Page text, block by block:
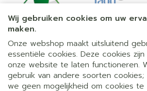
Wij gebruiken cookies om uw
maken.
Onze webshop maakt uitsluitend
essentiële cookies. Deze cookies
onze website te laten functioneren.
gebruik van andere soorten
we geen mogelijkheid om cookies
Juridische links